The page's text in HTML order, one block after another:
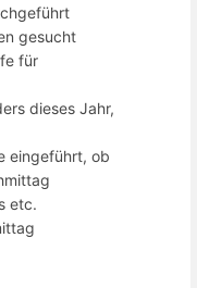
gesucht
für
dieses Jahr,
eingeführt, ob
etc.